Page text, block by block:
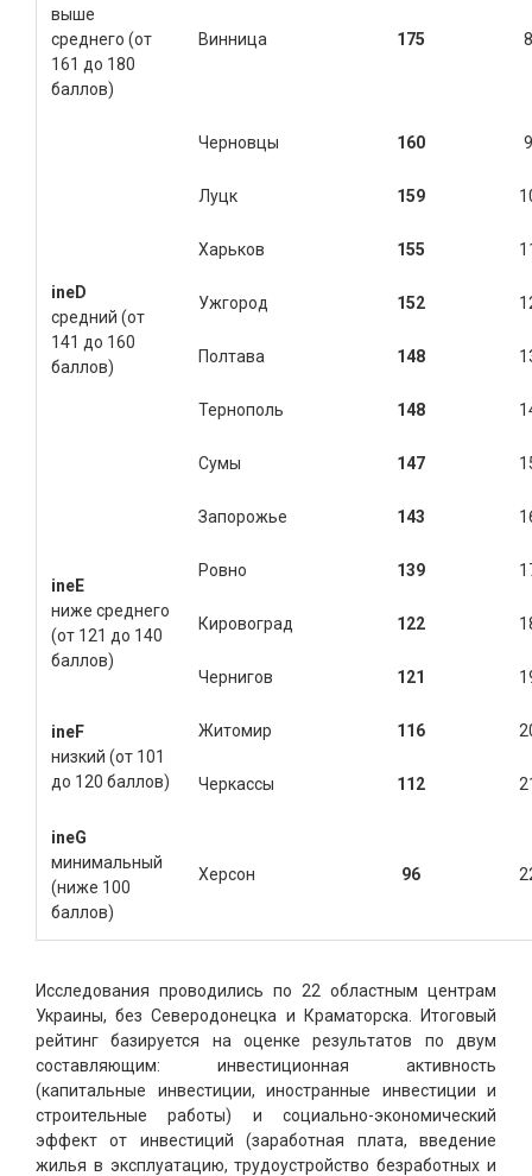
выше
среднего (от
161 до 180
баллов)
Винница 175 8
ineD
средний (от
141 до 160
баллов)
Черновцы 160 9
Луцк 159
Харьков 155
Ужгород 152
Полтава 148
Тернополь 148
Сумы 147
Запорожье 143
ineE
ниже среднего
(от 121 до 140
баллов)
Ровно 139
Кировоград 122
Чернигов 121
ineF
низкий (от 101
до 120 баллов)
Житомир 116
Черкассы 112
ineG
минимальный
(ниже 100
баллов)
Херсон 96
Исследования проводились по 22 областным центрам
Украины, без Северодонецка и Краматорска. Итоговый
рейтинг базируется на оценке результатов по двум
составляющим: инвестиционная активность
(капитальные инвестиции, иностранные инвестиции и
строительные работы) и социально-экономический
эффект от инвестиций (заработная плата, введение
жилья в эксплуатацию, трудоустройство безработных и